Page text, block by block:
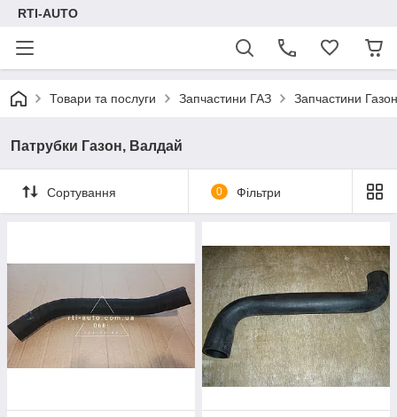
RTI-AUTO
Товари та послуги Запчастини ГАЗ Запчастини
Патрубки Газон, Валдай
Сортування 0 Фільтри